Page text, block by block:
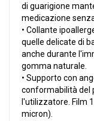
di guarigione
medicazione
• Collante
quelle delicate di
anche durante
gomma naturale.
• Supporto con
conformabilità del
l'utilizzatore. Film
micron).